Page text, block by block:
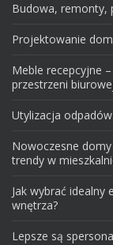
Budowa, remonty,
Projektowanie
Meble recepcyjne
przestrzeni
Utylizacja
Nowoczesne
trendy w
Jak wybrać idealny
wnętrza?
Lepsze są